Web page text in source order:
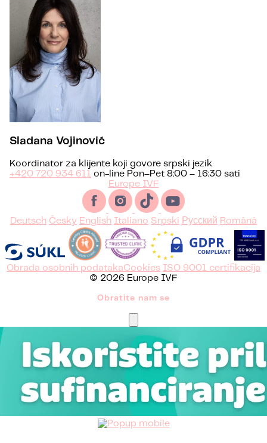
Sladana Vojinović
Koordinator za klijente koji govore srpski jezik
+420 720 934 611 on-line Pon–Pet 8:00 – 16:30 sati
Europe IVF
Deutsch Česky English Italiano Srpski Русский Română
Obrada osobnih podatakaCookies ISO 9001 certifikacija
© 2026 Europe IVF
Obratite nam se